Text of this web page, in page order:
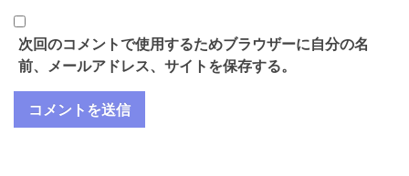
次回のコメントで使用するためブラウザーに自分の名
前、メールアドレス、サイトを保存する。